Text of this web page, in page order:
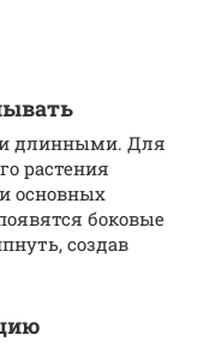
длинными. Для
растения
основных
боковые
создав